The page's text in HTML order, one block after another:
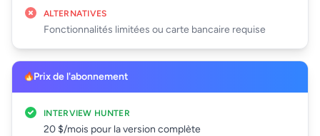
ALTERNATIVES
Fonctionnalités limitées ou carte bancaire requise
Prix de l'abonnement
INTERVIEW HUNTER
20 $/mois pour la version complète